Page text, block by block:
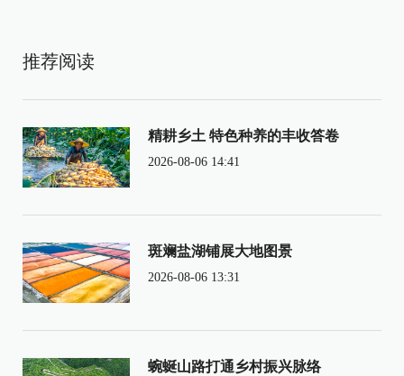
推荐阅读
精耕乡土 特色种养的丰收答卷
2026-08-06 14:41
斑斓盐湖铺展大地图景
2026-08-06 13:31
蜿蜒山路打通乡村振兴脉络